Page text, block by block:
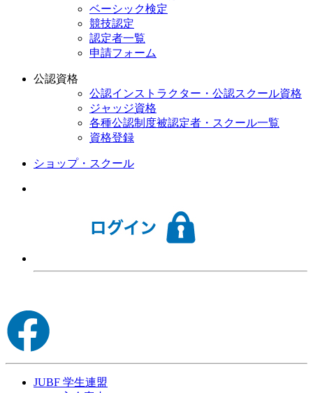
ベーシック検定
競技認定
認定者一覧
申請フォーム
公認資格
公認インストラクター・公認スクール資格
ジャッジ資格
各種公認制度被認定者・スクール一覧
資格登録
ショップ・スクール
JUBF 学生連盟